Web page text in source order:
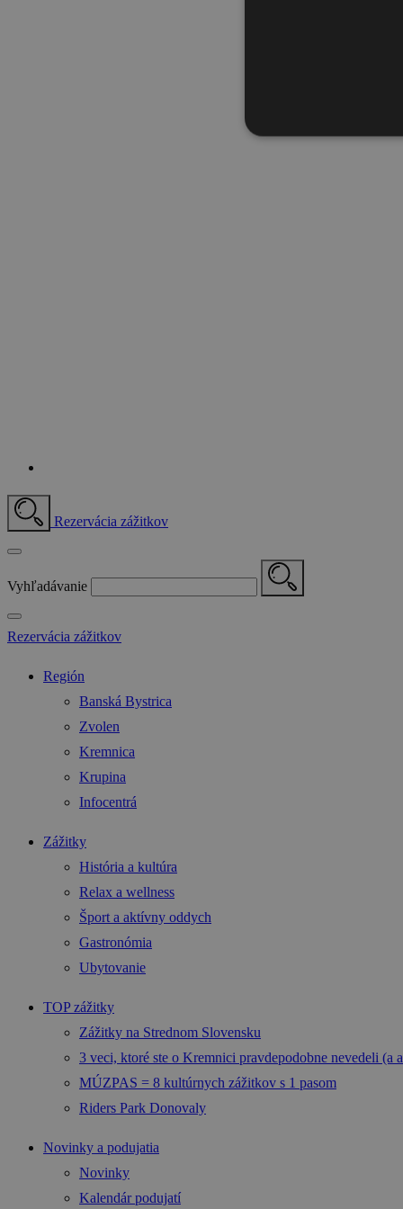
Rezervácia zážitkov
Vyhľadávanie
Rezervácia zážitkov
Región
Banská Bystrica
Zvolen
Kremnica
Krupina
Infocentrá
Zážitky
História a kultúra
Relax a wellness
Šport a aktívny oddych
Gastronómia
Ubytovanie
TOP zážitky
Zážitky na Strednom Slovensku
3 veci, ktoré ste o Kremnici pravdepodobne nevedeli (a
MÚZPAS = 8 kultúrnych zážitkov s 1 pasom
Riders Park Donovaly
Novinky a podujatia
Novinky
Kalendár podujatí